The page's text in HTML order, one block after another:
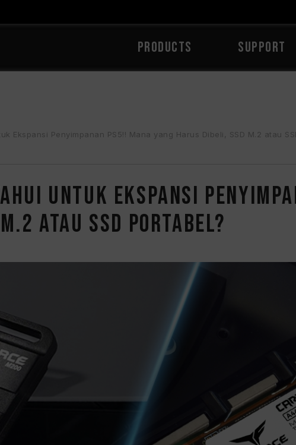
PRODUCTS SUPPORT
Penyimpanan PS5!! Mana yang Harus Dibeli, SSD M.2 atau SSD
untuk Ekspansi
atau SSD Portabel?